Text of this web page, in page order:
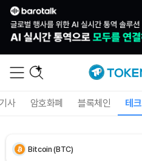
사 암호화폐 블록체인 테크
Solana (SOL)
Bitcoin (BTC)